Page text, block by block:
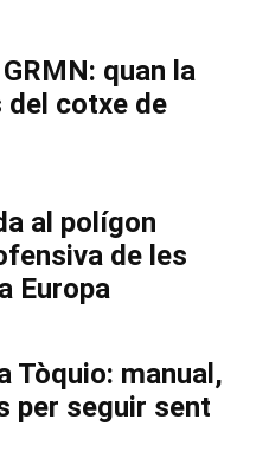
quan la
cotxe de
al polígon
de les
Europa
Tòquio: manual,
per seguir sent